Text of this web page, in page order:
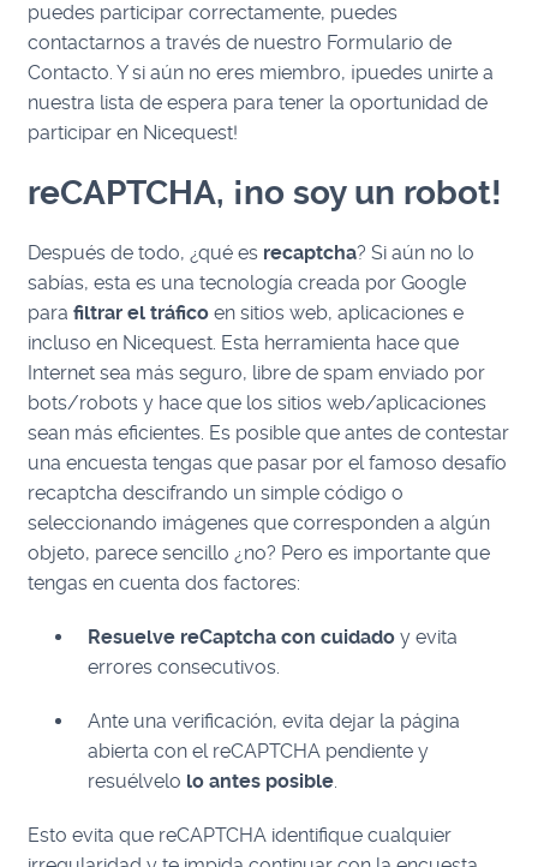
puedes participar correctamente, puedes
contactarnos a través de nuestro Formulario de
Contacto. Y si aún no eres miembro, ¡puedes unirte a
nuestra lista de espera para tener la oportunidad de
participar en Nicequest!
reCAPTCHA, ¡no soy un robot!
Después de todo, ¿qué es recaptcha? Si aún no lo
sabías, esta es una tecnología creada por Google
parafiltrar el tráficoen sitios web, aplicaciones e
incluso en Nicequest. Esta herramienta hace que
Internet sea más seguro, libre de spam enviado por
bots/robots y hace que los sitios web/aplicaciones
sean más eficientes. Es posible que antes de contestar
una encuesta tengas que pasar por el famoso desafío
recaptcha descifrando un simple código o
seleccionando imágenes que corresponden a algún
objeto, parece sencillo ¿no? Pero es importante que
tengas en cuenta dos factores:
Resuelve reCaptcha con cuidado y evita
errores consecutivos.
Ante una verificación, evita dejar la página
abierta con el reCAPTCHA pendiente y
resuélvelo lo antes posible.
Esto evita que reCAPTCHA identifique cualquier